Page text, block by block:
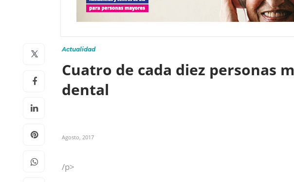
Actualidad
Cuatro de cada diez personas
dental
Agosto, 2017
/p>